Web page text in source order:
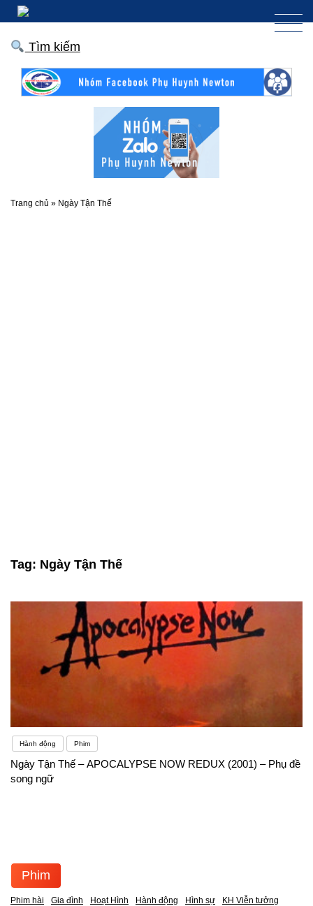
Tìm kiếm
Trang chủ » Ngày Tận Thế
Tag: Ngày Tận Thế
Hành động Phim
Ngày Tận Thế – APOCALYPSE NOW REDUX (2001) – Phụ đề
song ngữ
Phim
Phim hài Gia đình Hoạt Hình Hành động Hình sự KH Viễn tưởng